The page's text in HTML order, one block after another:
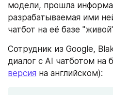
модели, прошла
разрабатываемая ими
чатбот на её базе
Сотрудник из Google,
диалог с AI чатботом на
версия на английском):